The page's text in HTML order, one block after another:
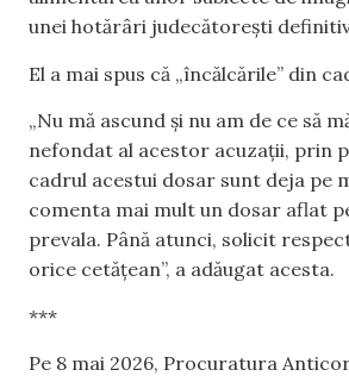
unei hotărâri judecătorești
El a mai spus că „încălcările” din
„Nu mă ascund și nu am de ce să
nefondat al acestor acuzații, prin
cadrul acestui dosar sunt deja pe
comenta mai mult un dosar aflat
prevala. Până atunci, solicit
orice cetățean”, a adăugat acesta.
***
Pe 8 mai 2026, Procuratura